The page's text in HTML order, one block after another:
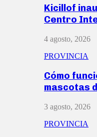
Kicillof
Centro
4 agosto, 2026
PROVINCIA
Cómo
mascotas
3 agosto, 2026
PROVINCIA